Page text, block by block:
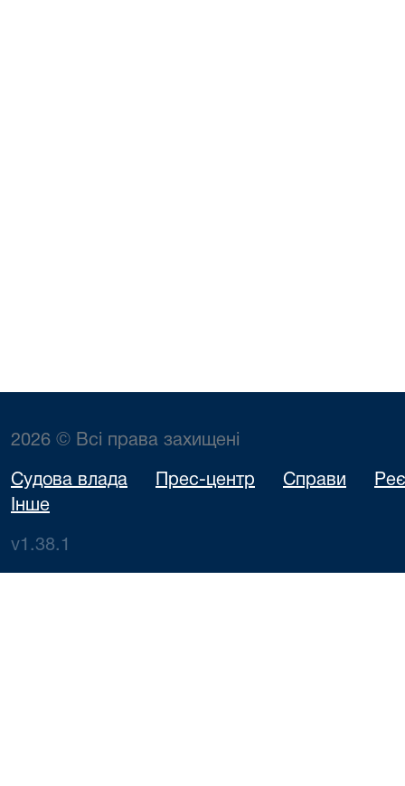
2026 © Всі права захищені
Судова влада Прес-центр Справи
Інше
v1.38.1